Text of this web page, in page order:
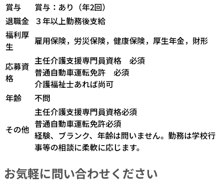
賞与
賞与：あり（年2回）
退職金 ３年以上勤務後支給
福利厚
生
雇用保険，労災保険，健康保険，厚生年金，財形
応募資
格
主任介護支援専門員資格 必須
普通自動車運転免許 必須
介護福祉士あれば尚可
年齢
不問
その他
主任介護支援専門員資格必須
普通自動車運転免許必須
経験、ブランク、年齢は問いません。勤務は学校行
事等の相談に柔軟に応じます。
お気軽に問い合わせください